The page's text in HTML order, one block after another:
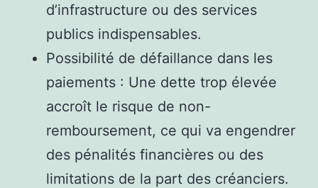
d’infrastructure ou des services
publics indispensables.
Possibilité de défaillance dans les
paiements : Une dette trop élevée
accroît le risque de non-
remboursement, ce qui va engendrer
des pénalités financières ou des
limitations de la part des créanciers.